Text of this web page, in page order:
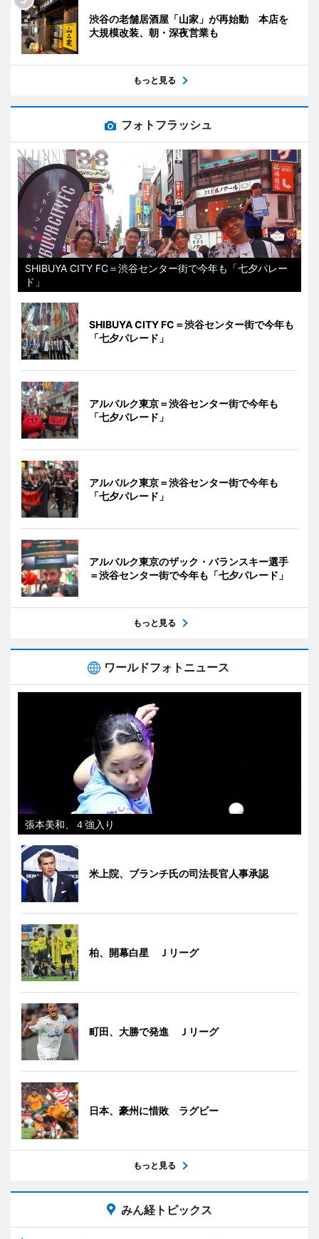
渋谷の老舗居酒屋「山家」が再始動 本店を
大規模改装、朝・深夜営業も
もっと見る
フォトフラッシュ
SHIBUYA CITY FC＝渋谷センター街で今年も「七夕パレー
ド」
SHIBUYA CITY FC＝渋谷センター街で今年も
「七夕パレード」
アルバルク東京＝渋谷センター街で今年も
「七夕パレード」
アルバルク東京＝渋谷センター街で今年も
「七夕パレード」
アルバルク東京のザック・バランスキー選手
＝渋谷センター街で今年も「七夕パレード」
もっと見る
ワールドフォトニュース
張本美和、４強入り
米上院、ブランチ氏の司法長官人事承認
柏、開幕白星 Ｊリーグ
町田、大勝で発進 Ｊリーグ
日本、豪州に惜敗 ラグビー
もっと見る
みん経トピックス